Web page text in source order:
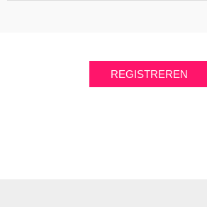
REGISTREREN